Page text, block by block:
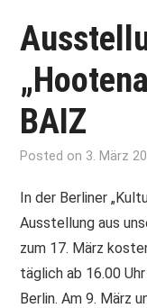
BAIZ
Posted on 3. März
In der Berliner
Ausstellung aus
zum 17. März
täglich ab 16.00
Berlin. Am 9. März